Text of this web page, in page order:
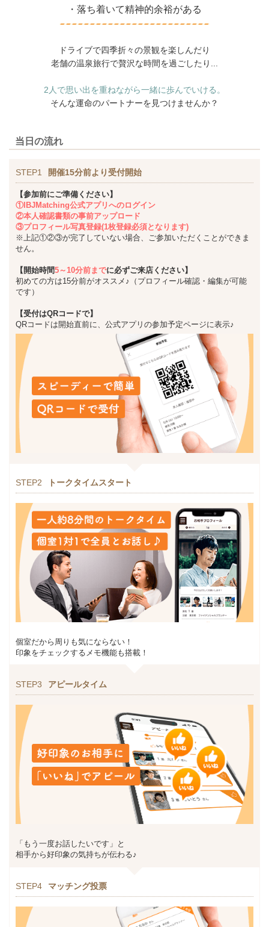
・落ち着いて精神的余裕がある
ドライブで四季折々の景観を楽しんだり
老舗の温泉旅行で贅沢な時間を過ごしたり...
2人で思い出を重ねながら一緒に歩んでいける。
そんな運命のパートナーを見つけませんか？
当日の流れ
STEP1 開催15分前より受付開始
【参加前にご準備ください】
①IBJMatching公式アプリへのログイン
②本人確認書類の事前アップロード
③プロフィール写真登録(1枚登録必須となります)
※上記①②③が完了していない場合、ご参加いただくことができま
せん。
【開始時間5～10分前までに必ずご来店ください】
初めての方は15分前がオススメ♪（プロフィール確認・編集が可能
です）
【受付はQRコードで】
QRコードは開始直前に、公式アプリの参加予定ページに表示♪
STEP2 トークタイムスタート
個室だから周りも気にならない！
印象をチェックするメモ機能も搭載！
STEP3 アピールタイム
「もう一度お話したいです」と
相手から好印象の気持ちが伝わる♪
STEP4 マッチング投票